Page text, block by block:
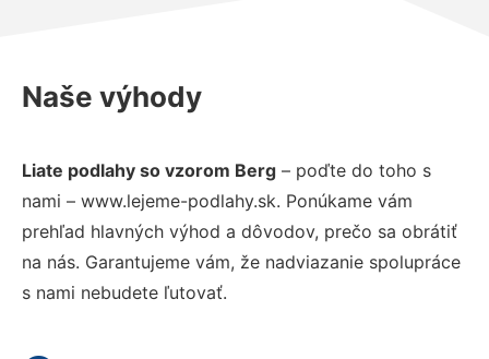
Naše výhody
Liate podlahy so vzorom Berg – poďte do toho s
nami – www.lejeme-podlahy.sk. Ponúkame vám
prehľad hlavných výhod a dôvodov, prečo sa obrátiť
na nás. Garantujeme vám, že nadviazanie spolupráce
s nami nebudete ľutovať.